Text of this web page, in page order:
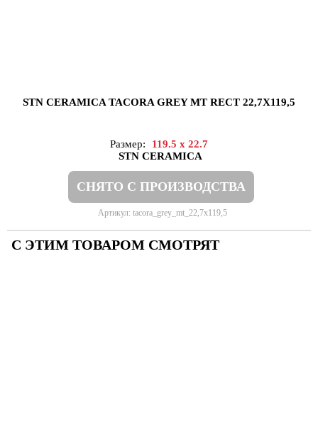
STN CERAMICA TACORA GREY MT RECT 22,7X119,5
Размер:
119.5 x 22.7
STN CERAMICA
СНЯТО С ПРОИЗВОДСТВА
Артикул: tacora_grey_mt_22,7x119,5
С ЭТИМ ТОВАРОМ СМОТРЯТ